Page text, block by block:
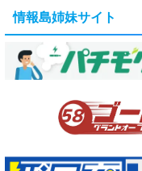
情報島姉妹サイト